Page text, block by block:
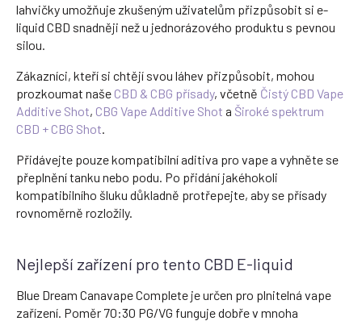
lahvičky umožňuje zkušeným uživatelům přizpůsobit si e-
liquid CBD snadněji než u jednorázového produktu s pevnou
silou.
Zákazníci, kteří si chtějí svou láhev přizpůsobit, mohou
prozkoumat naše CBD & CBG přísady, včetně Čistý CBD Vape
Additive Shot, CBG Vape Additive Shot a Široké spektrum
CBD + CBG Shot
Přidávejte pouze kompatibilní aditiva pro vape a vyhněte se
přeplnění tanku nebo podu. Po přidání jakéhokoli
kompatibilního šluku důkladně protřepejte, aby se přísady
rovnoměrně rozložily.
Nejlepší zařízení pro tento CBD E-liquid
Blue Dream Canavape Complete je určen pro plnitelná vape
zařízení. Poměr 70:30 PG/VG funguje dobře v mnoha